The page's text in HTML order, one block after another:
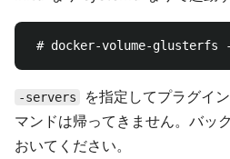
-servers
を指定してプラグイ
マンドは帰ってきません。バッ
おいてください。